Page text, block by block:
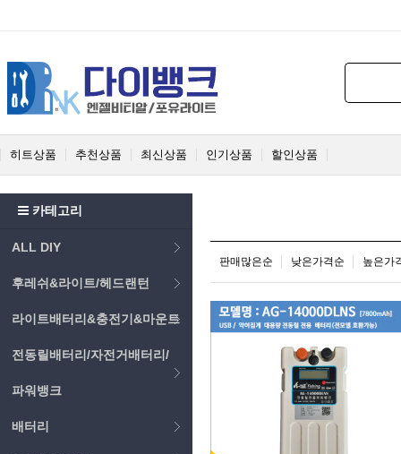
히트상품 추천상품 최신상품 인기상품 할인상품
카테고리
ALL DIY
후레쉬&라이트/헤드랜턴
라이트배터리&충전기&마운트
전동릴배터리/자전거배터리/
파워뱅크
배터리
판매많은순 낮은가격순 높은가